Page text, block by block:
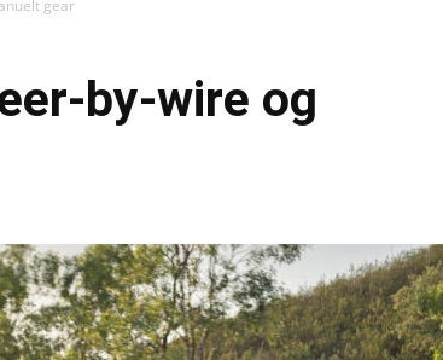
gear
by-wire og